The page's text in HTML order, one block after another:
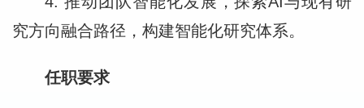
究方向融合路径，构建智能化研究体系。
任职要求